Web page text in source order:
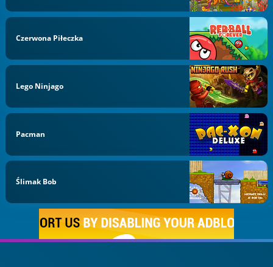
Czerwona Piłeczka
Lego Ninjago
Pacman
Ślimak Bob